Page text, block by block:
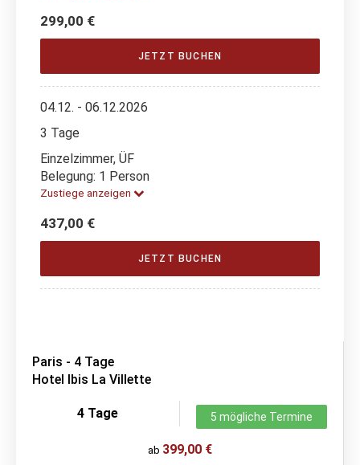
299,00 €
JETZT BUCHEN
04.12. - 06.12.2026
3 Tage
Einzelzimmer, ÜF
Belegung: 1 Person
Zustiege anzeigen
437,00 €
JETZT BUCHEN
Paris - 4 Tage
Hotel Ibis La Villette
4 Tage 5 mögliche Termine
ab 399,00 €